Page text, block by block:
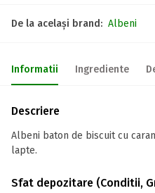
De la același brand: Albeni
Informatii Ingrediente
Descriere
Albeni baton de biscuit cu
lapte.
Sfat depozitare (Conditii,